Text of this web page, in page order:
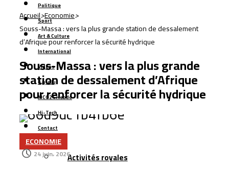
Politique
Sport
Art & Culture
International
Vidéos
بالعربية
MCG24 Hebdo
Hi-Tech
Contact
Plus
Activités royales
Accueil>Economie>
Souss-Massa : vers la plus grande station de dessalement
d’Afrique pour renforcer la sécurité hydrique
Souss-Massa : vers la plus grande
station de dessalement d’Afrique
pour renforcer la sécurité hydrique
ECONOMIE
24 juin، 2026